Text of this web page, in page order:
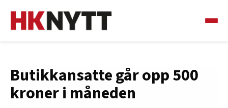
Butikkansatte går opp 500
kroner i måneden